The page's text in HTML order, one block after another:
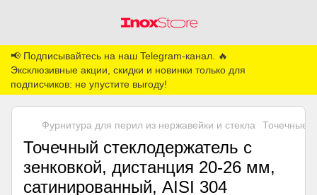
📢 Подписывайтесь на наш Telegram-канал. 🔥
Эксклюзивные акции, скидки и новинки только для
подписчиков: не упустите выгоду!
Фурнитура для перил из нержавейки и стекла Точечные
Точечный стеклодержатель с
зенковкой, дистанция 20-26 мм,
сатинированный, AISI 304